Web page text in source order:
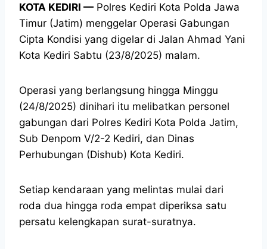
KOTA KEDIRI — Polres Kediri Kota Polda Jawa
Timur (Jatim) menggelar Operasi Gabungan
Cipta Kondisi yang digelar di Jalan Ahmad Yani
Kota Kediri Sabtu (23/8/2025) malam.
Operasi yang berlangsung hingga Minggu
(24/8/2025) dinihari itu melibatkan personel
gabungan dari Polres Kediri Kota Polda Jatim,
Sub Denpom V/2-2 Kediri, dan Dinas
Perhubungan (Dishub) Kota Kediri.
Setiap kendaraan yang melintas mulai dari
roda dua hingga roda empat diperiksa satu
persatu kelengkapan surat-suratnya.